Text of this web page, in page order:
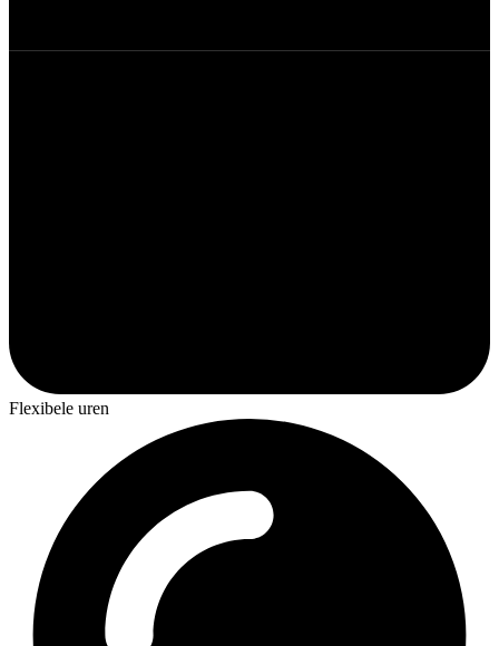
Flexibele uren